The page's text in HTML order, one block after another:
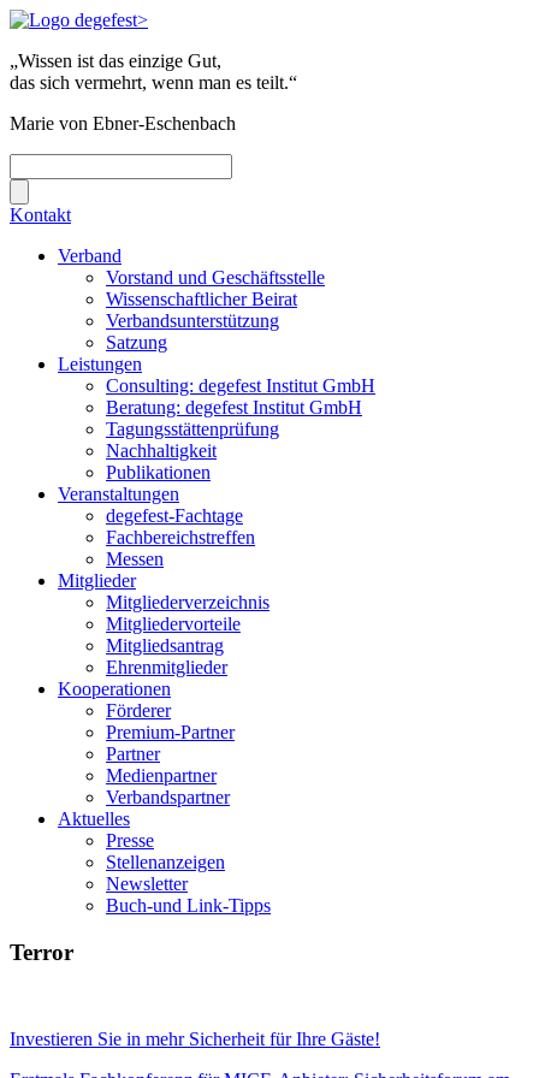
„Wissen ist das einzige Gut,
das sich vermehrt, wenn man es teilt.“
Marie von Ebner-Eschenbach
Kontakt
Verband
Vorstand und Geschäftsstelle
Wissenschaftlicher Beirat
Verbandsunterstützung
Satzung
Leistungen
Consulting: degefest Institut GmbH
Beratung: degefest Institut GmbH
Tagungsstättenprüfung
Nachhaltigkeit
Publikationen
Veranstaltungen
degefest-Fachtage
Fachbereichstreffen
Messen
Mitglieder
Mitgliederverzeichnis
Mitgliedervorteile
Mitgliedsantrag
Ehrenmitglieder
Kooperationen
Förderer
Premium-Partner
Partner
Medienpartner
Verbandspartner
Aktuelles
Presse
Stellenanzeigen
Newsletter
Buch-und Link-Tipps
Terror
Investieren Sie in mehr Sicherheit für Ihre Gäste!